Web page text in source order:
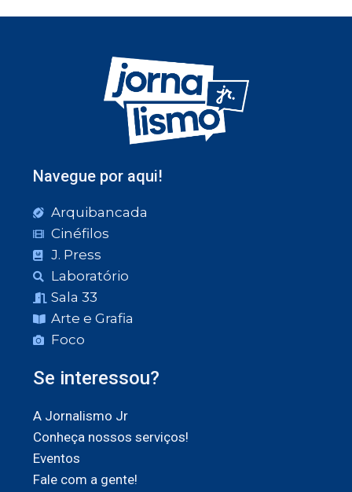
Navegue por aqui!
Arquibancada
Cinéfilos
J. Press
Laboratório
Sala 33
Arte e Grafia
Foco
Se interessou?
A Jornalismo Jr
Conheça nossos serviços!
Eventos
Fale com a gente!